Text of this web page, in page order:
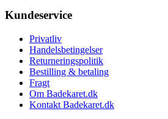
Kundeservice
Privatliv
Handelsbetingelser
Returneringspolitik
Bestilling & betaling
Fragt
Om Badekaret.dk
Kontakt Badekaret.dk